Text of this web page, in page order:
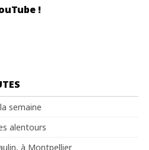
!
semaine
alentours
à Montpellier